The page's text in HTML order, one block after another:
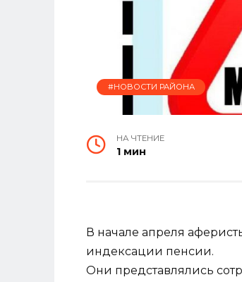
#НОВОСТИ РАЙОНА
НА ЧТЕНИЕ
1 мин
В начале апреля
индексации пенсии.
Они представлялись